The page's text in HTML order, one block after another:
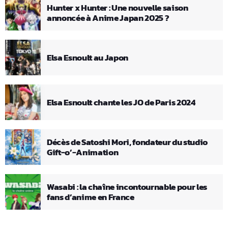
Hunter x Hunter : Une nouvelle saison
annoncée à Anime Japan 2025 ?
Elsa Esnoult au Japon
Elsa Esnoult chante les JO de Paris 2024
Décès de Satoshi Mori, fondateur du studio
Gift-o’-Animation
Wasabi : la chaîne incontournable pour les
fans d’anime en France